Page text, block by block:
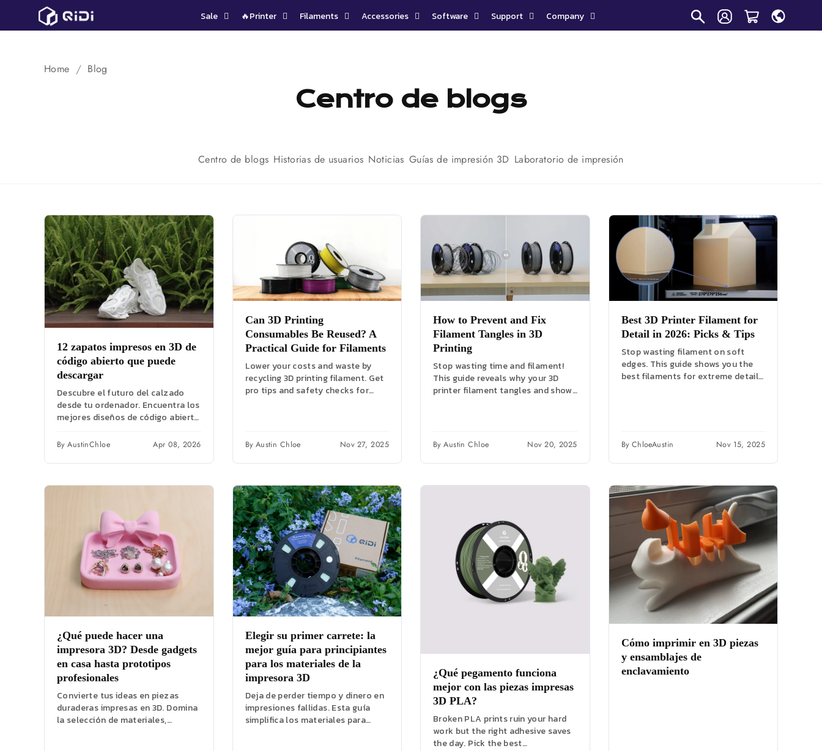
Sale 🔥Printer Filaments Accessories Software Support Company
Home Blog
Centro de blogs
Centro de blogs Historias de usuarios Noticias Guías de impresión 3D Laboratorio de impresión
12 zapatos impresos en 3D de
código abierto que puede
descargar
Descubre el futuro del calzado
desde tu ordenador. Encuentra los
mejores diseños de código abierto
aprende...
By AustinChloe Apr 08, 2026
Can 3D Printing
Consumables Be Reused? A
Practical Guide for Filaments
Lower your costs and waste by
recycling 3D printing filament. Get
pro tips and safety checks for
By Austin Chloe Nov 27, 2025
How to Prevent and Fix
Filament Tangles in 3D
Printing
Stop wasting time and filament!
This guide reveals why your 3D
printer filament tangles and shows
By Austin Chloe Nov 20, 2025
Best 3D Printer Filament for
Detail in 2026: Picks & Tips
Stop wasting filament on soft
edges. This guide shows you the
best filaments for extreme detail,
By ChloeAustin Nov 15, 2025
¿Qué puede hacer una
impresora 3D? Desde gadgets
en casa hasta prototipos
profesionales
Convierte tus ideas en piezas
duraderas impresas en 3D. Domina
la selección de materiales,
Elegir su primer carrete: la
mejor guía para principiantes
para los materiales de la
impresora 3D
Deja de perder tiempo y dinero en
impresiones fallidas. Esta guía
simplifica los materiales para
¿Qué pegamento funciona
mejor con las piezas impresas
3D PLA?
Broken PLA prints ruin your hard
work but the right adhesive saves
the day. Pick the best
Cómo imprimir en 3D piezas
y ensamblajes de
enclavamiento